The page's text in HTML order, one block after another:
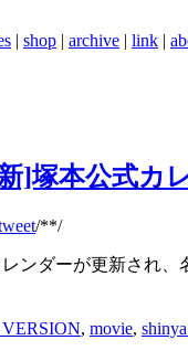
| shop | archive | link |
]塚本公式カ
/**/
ンダーが更新され
, movie,